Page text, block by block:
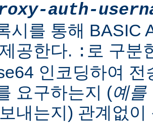
auth-
시를 통해 BASIC
공한다. : 로 구분
인코딩하여
요구하는지 (예를
내는지) 관계없